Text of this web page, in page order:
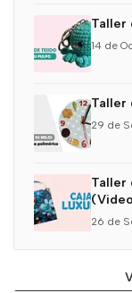
Taller
14 de
Taller
29 de
Taller
26 de